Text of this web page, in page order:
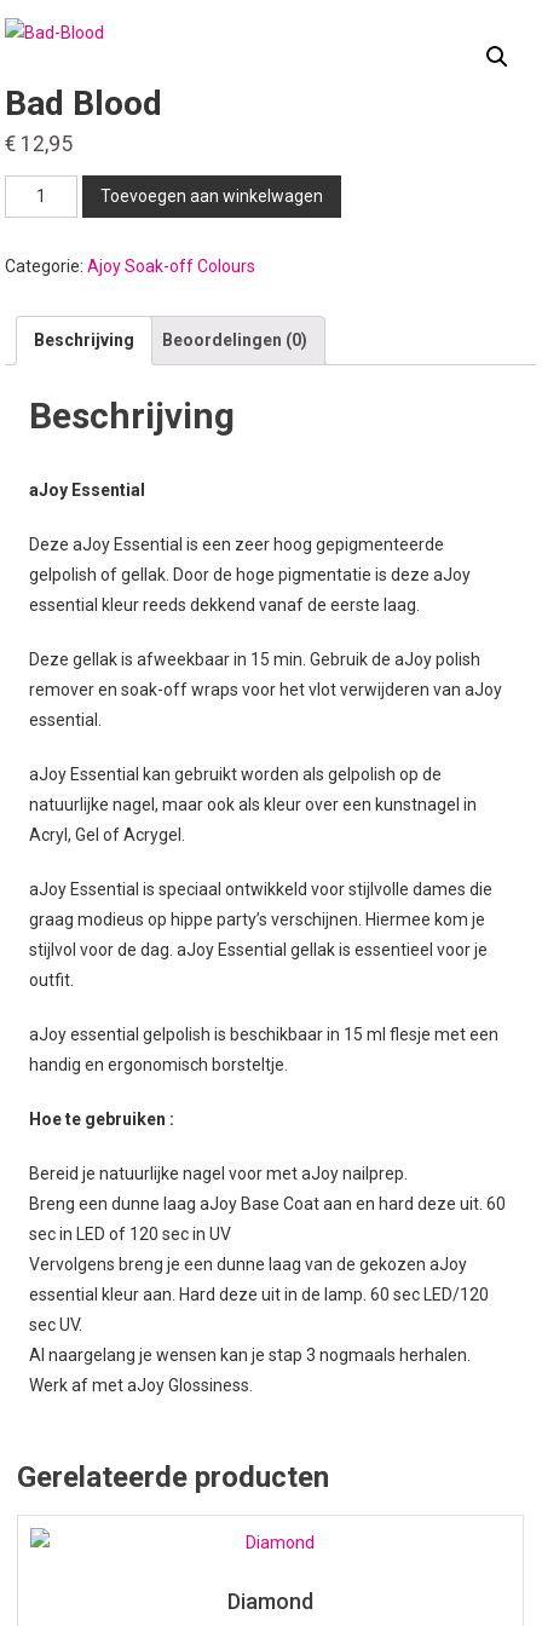
Bad Blood
€ 12,95
Blood
Toevoegen aan winkelwagen
Categorie:Ajoy Soak-off Colours
Beschrijving Beoordelingen (0)
Beschrijving
aJoy Essential
Deze aJoy Essential is een zeer hoog gepigmenteerde
gelpolish of gellak. Door de hoge pigmentatie is deze aJoy
essential kleur reeds dekkend vanaf de eerste laag.
Deze gellak is afweekbaar in 15 min. Gebruik de aJoy polish
remover en soak-off wraps voor het vlot verwijderen van aJoy
essential.
aJoy Essential kan gebruikt worden als gelpolish op de
natuurlijke nagel, maar ook als kleur over een kunstnagel in
Acryl, Gel of Acrygel.
aJoy Essential is speciaal ontwikkeld voor stijlvolle dames die
graag modieus op hippe party’s verschijnen. Hiermee kom je
stijlvol voor de dag. aJoy Essential gellak is essentieel voor je
outfit.
aJoy essential gelpolish is beschikbaar in 15 ml flesje met een
handig en ergonomisch borsteltje.
Hoe te gebruiken :
Bereid je natuurlijke nagel voor met aJoy nailprep.
Breng een dunne laag aJoy Base Coat aan en hard deze uit. 60
sec in LED of 120 sec in UV
Vervolgens breng je een dunne laag van de gekozen aJoy
essential kleur aan. Hard deze uit in de lamp. 60 sec LED/120
sec UV.
Al naargelang je wensen kan je stap 3 nogmaals herhalen.
Werk af met aJoy Glossiness.
Gerelateerde producten
Diamond